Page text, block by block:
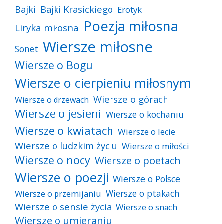
Bajki Bajki Krasickiego Erotyk
Liryka miłosna Poezja miłosna
Sonet Wiersze miłosne
Wiersze o Bogu
Wiersze o cierpieniu miłosnym
Wiersze o drzewach Wiersze o górach
Wiersze o jesieni Wiersze o kochaniu
Wiersze o kwiatach Wiersze o lecie
Wiersze o ludzkim życiu Wiersze o miłości
Wiersze o nocy Wiersze o poetach
Wiersze o poezji Wiersze o Polsce
Wiersze o przemijaniu Wiersze o ptakach
Wiersze o sensie życia Wiersze o snach
Wiersze o umieraniu